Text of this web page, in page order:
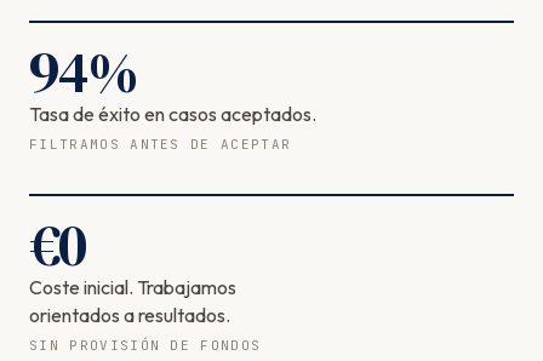
94%
Tasa de éxito en casos aceptados.
FILTRAMOS ANTES DE ACEPTAR
€0
Coste inicial. Trabajamos
orientados a resultados.
SIN PROVISIÓN DE FONDOS